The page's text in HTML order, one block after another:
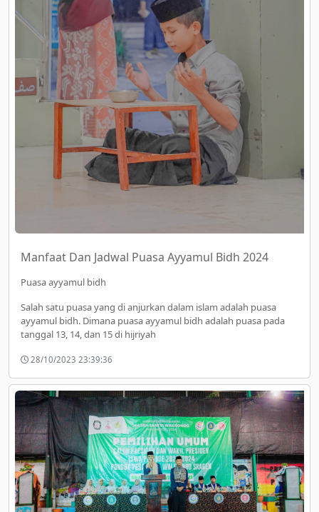
Manfaat Dan Jadwal Puasa Ayyamul Bidh 2024
Puasa ayyamul bidh
Salah satu puasa yang di anjurkan dalam islam adalah puasa
ayyamul bidh. Dimana puasa ayyamul bidh adalah puasa pada
tanggal 13, 14, dan 15 di hijriyah
28/10/2023 23:39:36